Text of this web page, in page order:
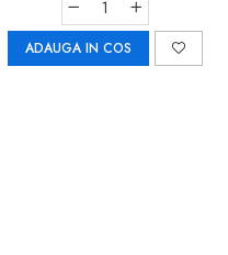
ADAUGA IN COS